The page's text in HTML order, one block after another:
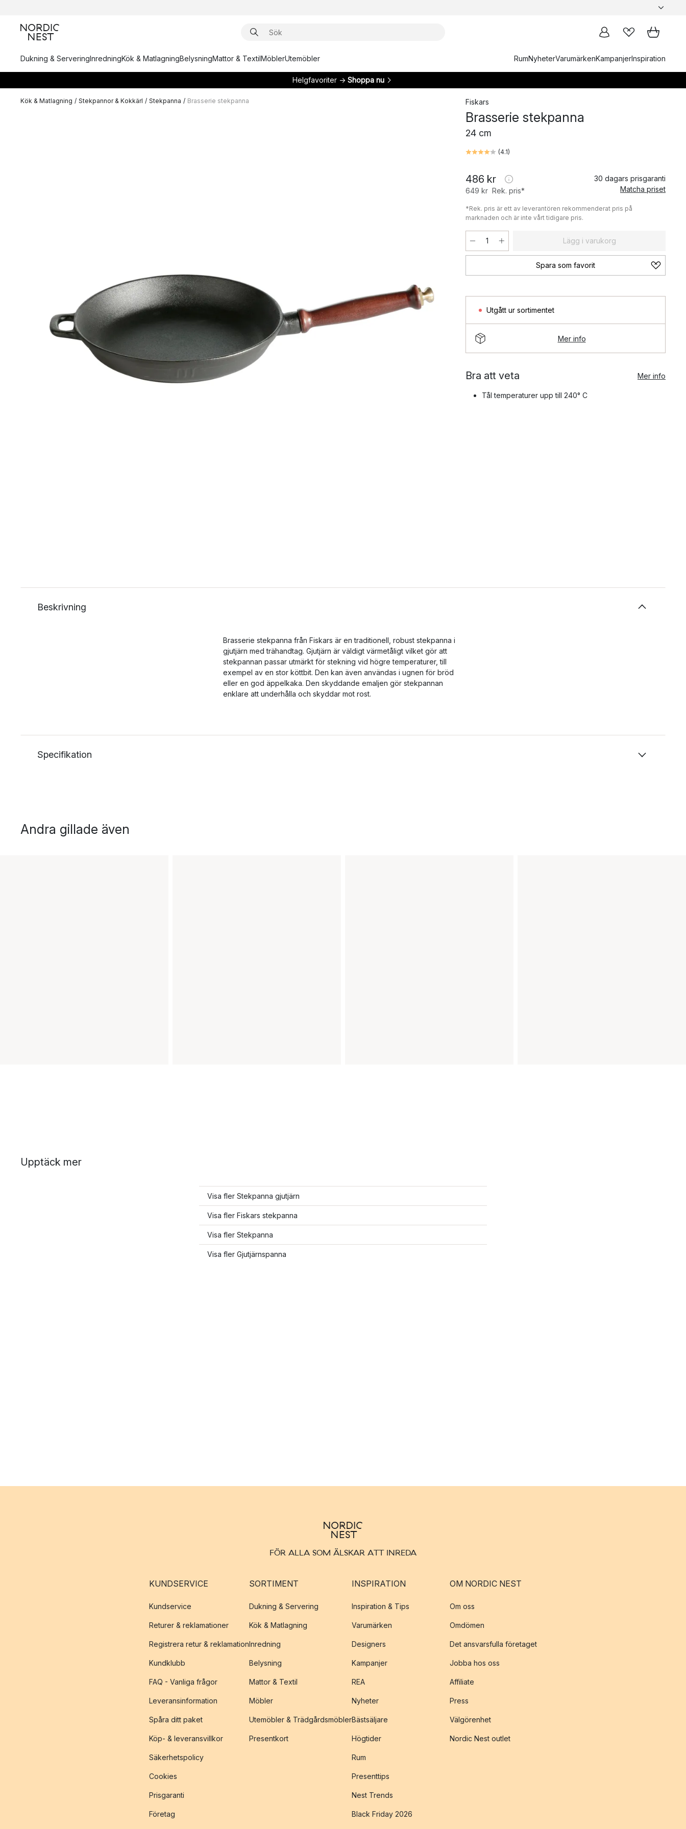
Dukning & ServeringInredningKök & MatlagningBelysningMattor & TextilMöblerUtemöbler RumNyheterVarumärkenKampanjerInspiration
Helgfavoriter → Shoppa nu
Kök & Matlagning / Stekpannor & Kokkärl / Stekpanna / Brasserie stekpanna Fiskars
Brasserie stekpanna
24 cm
(4.1)
486 kr
649 kr Rek. pris*
30 dagars prisgaranti
Matcha priset
*Rek. pris är ett av leverantören rekommenderat pris på
marknaden och är inte vårt tidigare pris.
Lägg i varukorg
Spara som favorit
Utgått ur sortimentet
Mer info
Bra att veta Mer info
Tål temperaturer upp till 240° C
Beskrivning
Brasserie stekpanna från Fiskars är en traditionell, robust stekpanna i
gjutjärn med trähandtag. Gjutjärn är väldigt värmetåligt vilket gör att
stekpannan passar utmärkt för stekning vid högre temperaturer, till
exempel av en stor köttbit. Den kan även användas i ugnen för bröd
eller en god äppelkaka. Den skyddande emaljen gör stekpannan
enklare att underhålla och skyddar mot rost.
Specifikation
Andra gillade även
Upptäck mer
Visa fler Stekpanna gjutjärn
Visa fler Fiskars stekpanna
Visa fler Stekpanna
Visa fler Gjutjärnspanna
FÖR ALLA SOM ÄLSKAR ATT INREDA
KUNDSERVICE
Kundservice
Returer & reklamationer
Registrera retur & reklamation
Kundklubb
FAQ - Vanliga frågor
Leveransinformation
Spåra ditt paket
Köp- & leveransvillkor
Säkerhetspolicy
Cookies
Prisgaranti
Företag
SORTIMENT
Dukning & Servering
Kök & Matlagning
Inredning
Belysning
Mattor & Textil
Möbler
Utemöbler & Trädgårdsmöbler
Presentkort
INSPIRATION
Inspiration & Tips
Varumärken
Designers
Kampanjer
REA
Nyheter
Bästsäljare
Högtider
Rum
Presenttips
Nest Trends
Black Friday 2026
OM NORDIC NEST
Om oss
Omdömen
Det ansvarsfulla företaget
Jobba hos oss
Affiliate
Press
Välgörenhet
Nordic Nest outlet